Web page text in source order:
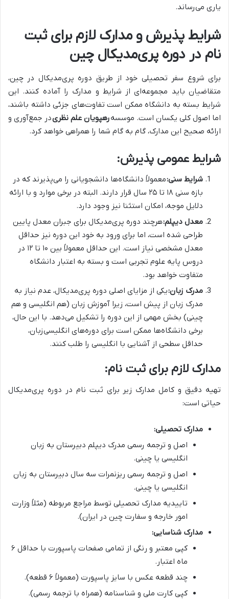
یاری می‌رساند.
شرایط پذیرش و مدارک لازم برای ثبت
نام در دوره پری‌مدیکال چین
برای شروع سفر تحصیلی خود از طریق دوره پری‌مدیکال در چین،
متقاضیان باید مجموعه‌ای از شرایط و مدارک را آماده کنند. این
شرایط بسته به دانشگاه ممکن است تفاوت‌های جزئی داشته باشند،
اما اصول کلی یکسان است. موسسهرهپویان علم نظریدر جمع‌آوری و
ارائه صحیح این مدارک، گام به گام شما را همراهی خواهد کرد.
شرایط عمومی پذیرش:
شرایط سنی:معمولاً دانشگاه‌ها دانشجویانی را می‌پذیرند که در
بازه سنی ۱۸ تا ۲۵ سال قرار دارند. البته در برخی موارد و با ارائه
دلایل موجه، امکان استثنا نیز وجود دارد.
معدل دیپلم:هرچند دوره پری‌مدیکال برای جبران معدل پایین
طراحی شده است، اما برای ورود به خود این دوره نیز حداقل
معدل مشخصی نیاز است. این حداقل معمولاً بین ۱۰ تا ۱۲ در
دروس پایه علوم تجربی است و بسته به اعتبار دانشگاه
متفاوت خواهد بود.
مدرک زبان:یکی از مزایای اصلی دوره پری‌مدیکال، عدم نیاز به
مدرک زبان از پیش است، زیرا آموزش زبان (هم انگلیسی و هم
چینی) بخش مهمی از این دوره را تشکیل می‌دهد. با این حال،
برخی دانشگاه‌ها ممکن است برای دوره‌های انگلیسی‌زبان،
حداقل سطحی از آشنایی با انگلیسی را طلب کنند.
مدارک لازم برای ثبت نام:
تهیه دقیق و کامل مدارک زیر برای ثبت نام در دوره پری‌مدیکال
حیاتی است:
مدارک تحصیلی:
اصل و ترجمه رسمی مدرک دیپلم دبیرستان به زبان
انگلیسی یا چینی.
اصل و ترجمه رسمی ریزنمرات سه سال دبیرستان به زبان
انگلیسی یا چینی.
تاییدیه مدارک تحصیلی توسط مراجع مربوطه (مثلاً وزارت
امور خارجه و سفارت چین در ایران).
مدارک شناسایی:
کپی معتبر و رنگی از تمامی صفحات پاسپورت با حداقل ۶
ماه اعتبار.
چند قطعه عکس با سایز پاسپورت (معمولاً ۶ قطعه).
کپی کارت ملی و شناسنامه (همراه با ترجمه رسمی).